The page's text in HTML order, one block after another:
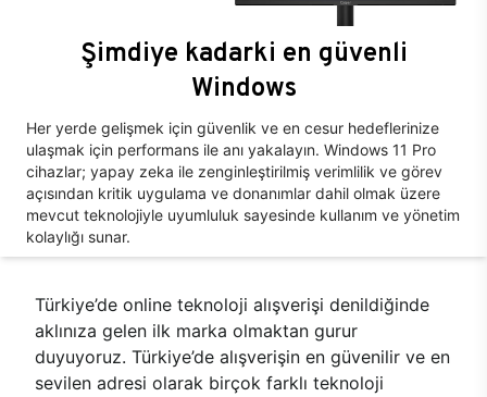
Şimdiye kadarki en güvenli
Windows
Her yerde gelişmek için güvenlik ve en cesur hedeflerinize
ulaşmak için performans ile anı yakalayın. Windows 11 Pro
cihazlar; yapay zeka ile zenginleştirilmiş verimlilik ve görev
açısından kritik uygulama ve donanımlar dahil olmak üzere
mevcut teknolojiyle uyumluluk sayesinde kullanım ve yönetim
kolaylığı sunar.
Türkiye’de online teknoloji alışverişi denildiğinde
aklınıza gelen ilk marka olmaktan gurur
duyuyoruz. Türkiye’de alışverişin en güvenilir ve en
sevilen adresi olarak birçok farklı teknoloji